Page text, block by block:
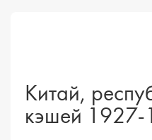
Китай,
кэшей 1927-